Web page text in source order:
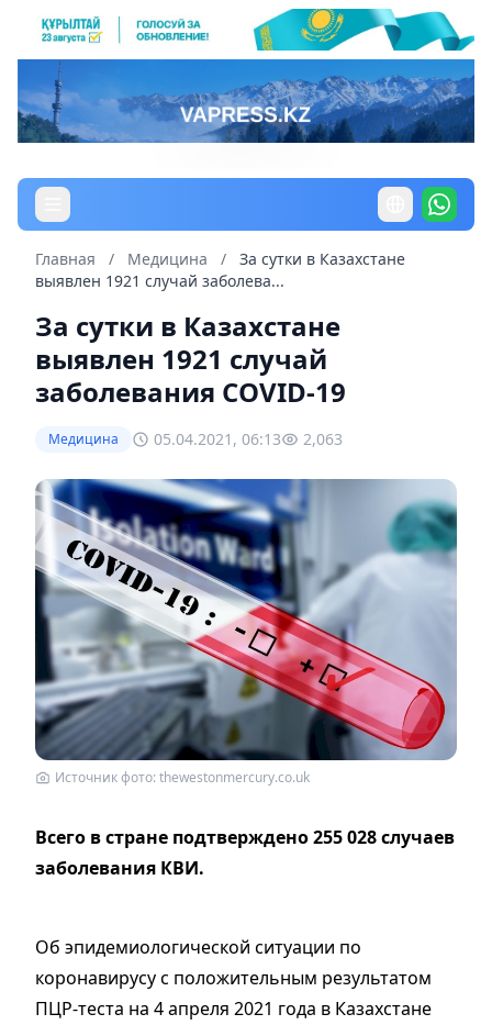
Главная / Медицина /
За сутки в Казахстане
выявлен 1921 случай заболева...
За сутки в Казахстане
выявлен 1921 случай
заболевания COVID-19
Медицина 05.04.2021, 06:13 2,063
Источник фото: thewestonmercury.co.uk
Всего в стране подтверждено 255 028 случаев
заболевания КВИ.
Об эпидемиологической ситуации по
коронавирусу с положительным результатом
ПЦР-теста на 4 апреля 2021 года в Казахстане